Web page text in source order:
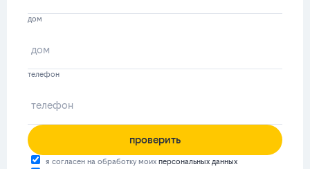
дом
телефон
проверить
я согласен на обработку моих персональных данных